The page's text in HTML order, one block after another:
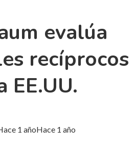
evalúa
recíprocos
EE.UU.
1 añoHace 1 año